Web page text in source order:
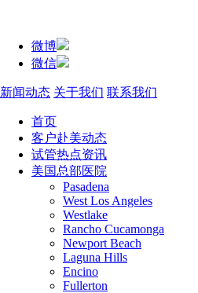
微博
微信
新闻动态 关于我们 联系我们
首页
客户赴美动态
试管热点资讯
美国总部医院
Pasadena
West Los Angeles
Westlake
Rancho Cucamonga
Newport Beach
Laguna Hills
Encino
Fullerton